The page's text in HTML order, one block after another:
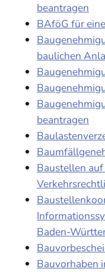
beantragen
BAföG für
baulichen
beantragen
Baustellen
Baden-
Bauvorhaben